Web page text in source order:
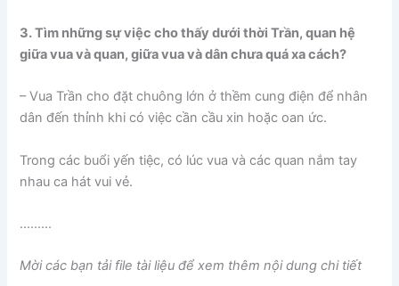
3. Tìm những sự việc cho thấy dưới thời Trần, quan hệ
giữa vua và quan, giữa vua và dân chưa quá xa cách?
– Vua Trần cho đặt chuông lớn ở thềm cung điện để nhân
dân đến thỉnh khi có việc cần cầu xin hoặc oan ức.
Trong các buổi yến tiệc, có lúc vua và các quan nắm tay
nhau ca hát vui vẻ.
………
Mời các bạn tải file tài liệu để xem thêm nội dung chi tiết